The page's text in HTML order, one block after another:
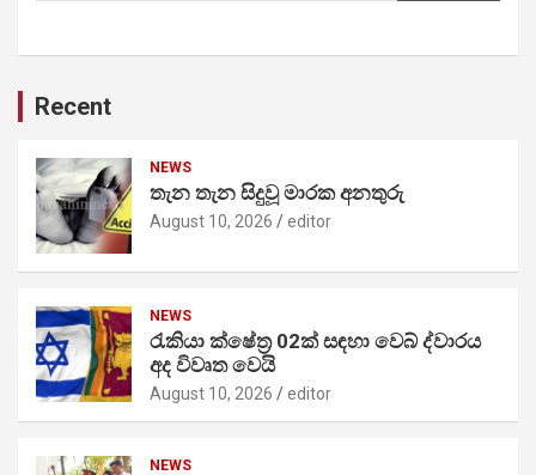
Recent
NEWS
තැන තැන සිදුවූ මාරක අනතුරු
August 10, 2026 editor
NEWS
රැකියා ක්ෂේත්‍ර 02ක් සඳහා වෙබ් ද්වාරය
අද විවෘත වෙයි
August 10, 2026 editor
NEWS